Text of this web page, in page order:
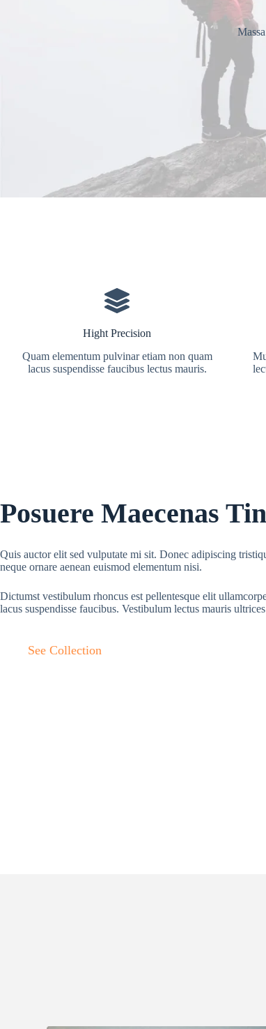
Hight Precision
Quam elementum pulvinar etiam non quam
lacus suspendisse faucibus lectus mauris.
Posuere Maecenas
Quis auctor elit sed vulputate mi sit. Donec adipiscing
neque ornare aenean euismod elementum nisi.
Dictumst vestibulum rhoncus est pellentesque elit
lacus suspendisse faucibus. Vestibulum lectus mauris
See Collection